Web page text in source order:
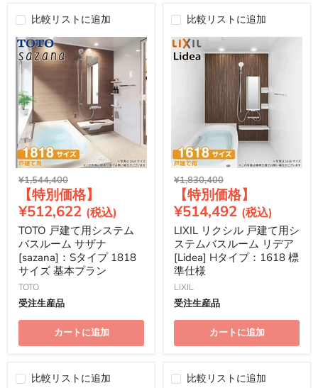
比較リストに追加
元
価
格
¥1,544,400
在
の
価
格
¥512,622
TOTO 戸建て用システム
バスルーム サザナ
[sazana]：Sタイプ 1818
サイズ 基本プラン
TOTO
受注生産品
カートに追加
比較リストに追加
元
価
格
¥1,830,400
在
の
価
格
¥514,492
LIXIL リクシル 戸建て用シ
ステムバスルーム リデア
[Lidea] Hタイプ：1618 標
準仕様
LIXIL
受注生産品
カートに追加
比較リストに追加 比較リストに追加